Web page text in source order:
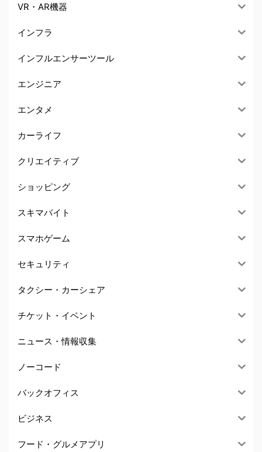
VR・AR機器
インフラ
インフルエンサーツール
エンジニア
エンタメ
カーライフ
クリエイティブ
ショッピング
スキマバイト
スマホゲーム
セキュリティ
タクシー・カーシェア
チケット・イベント
ニュース・情報収集
ノーコード
バックオフィス
ビジネス
フード・グルメアプリ